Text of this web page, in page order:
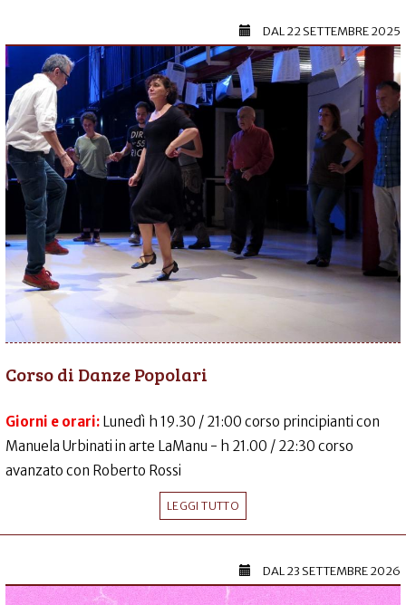
DAL22 SETTEMBRE 2025
Corso di Danze Popolari
Giorni e orari: Lunedì h 19.30 / 21:00 corso principianti con
Manuela Urbinati in arte LaManu - h 21.00 / 22:30 corso
avanzato con Roberto Rossi
LEGGI TUTTO
DAL23 SETTEMBRE 2026